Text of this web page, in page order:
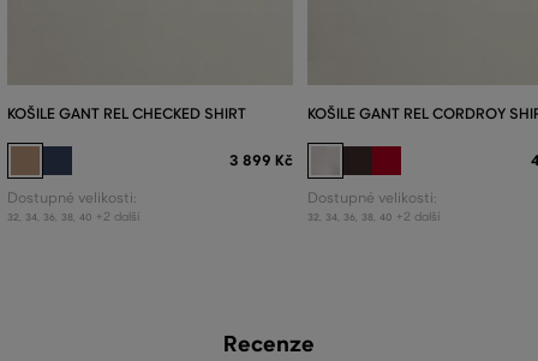
KOŠILE GANT REL CHECKED SHIRT
3 899 Kč
Dostupné velikosti:
32 34 36 38 40 +2 další
KOŠILE GANT REL CORDROY
Dostupné velikosti:
32 34 36 38 40 +2 další
Recenze